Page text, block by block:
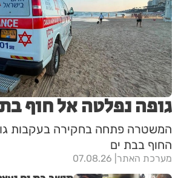
גופה נפלטה אל חוף
המשטרה פתחה בחקירה בעקבות
החוף בבת ים
מערכת האתר 07.08.26